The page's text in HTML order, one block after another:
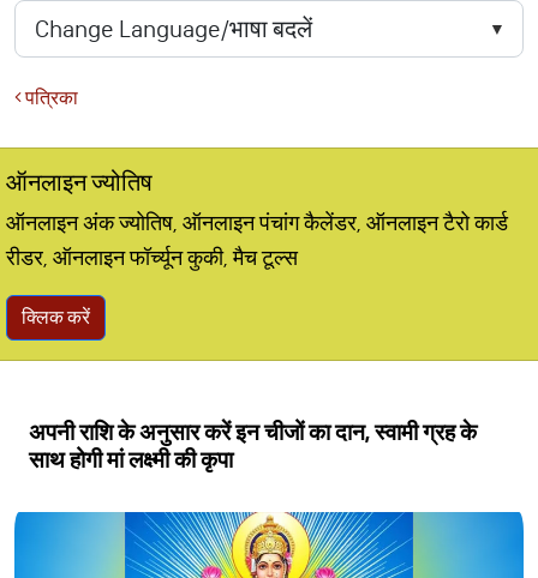
पत्रिका
ऑनलाइन ज्योतिष
ऑनलाइन अंक ज्योतिष, ऑनलाइन पंचांग कैलेंडर, ऑनलाइन टैरो कार्ड
रीडर, ऑनलाइन फॉर्च्यून कुकी, मैच टूल्स
क्लिक करें
अपनी राशि के अनुसार करें इन चीजों का दान, स्वामी ग्रह के
साथ होगी मां लक्ष्मी की कृपा